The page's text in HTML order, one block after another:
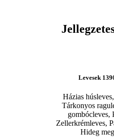
Levesek
Házias
Tárkonyos
gombócleves,
Zellerkrémleves,
Hideg